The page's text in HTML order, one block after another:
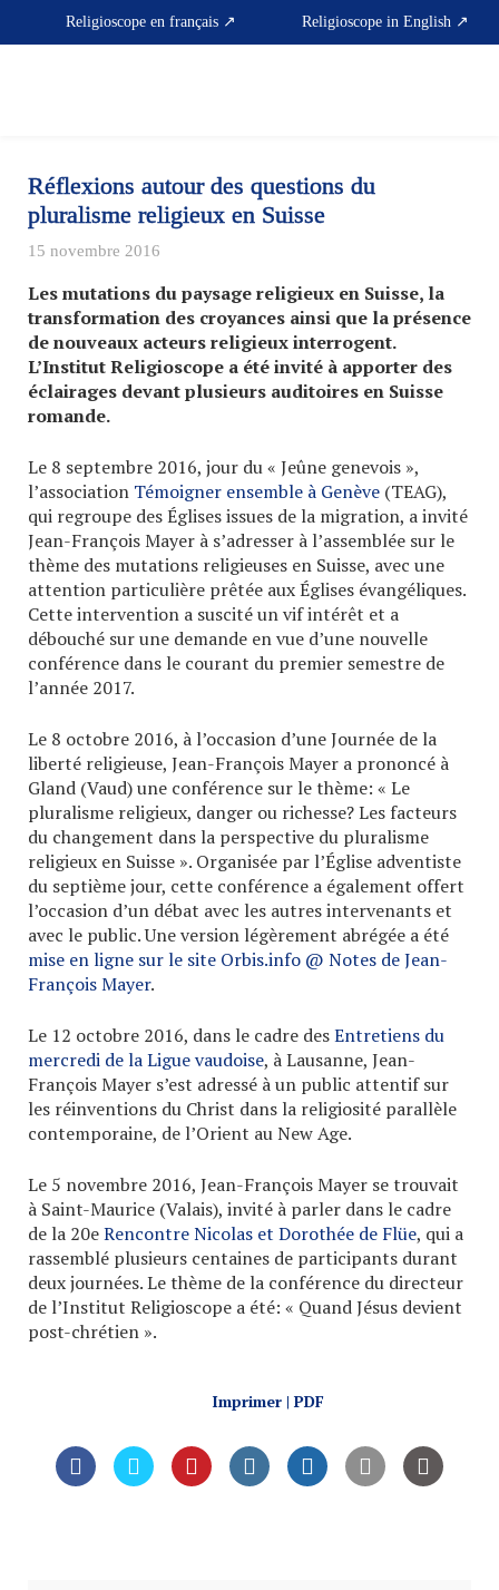
Religioscope en français ↗ Religioscope in English ↗
Réflexions autour des questions du
pluralisme religieux en Suisse
15 novembre 2016
Les mutations du paysage religieux en Suisse, la
transformation des croyances ainsi que la présence
de nouveaux acteurs religieux interrogent.
L’Institut Religioscope a été invité à apporter des
éclairages devant plusieurs auditoires en Suisse
romande.
Le 8 septembre 2016, jour du « Jeûne genevois »,
l’association Témoigner ensemble à Genève (TEAG),
qui regroupe des Églises issues de la migration, a invité
Jean-François Mayer à s’adresser à l’assemblée sur le
thème des mutations religieuses en Suisse, avec une
attention particulière prêtée aux Églises évangéliques.
Cette intervention a suscité un vif intérêt et a
débouché sur une demande en vue d’une nouvelle
conférence dans le courant du premier semestre de
l’année 2017.
Le 8 octobre 2016, à l’occasion d’une Journée de la
liberté religieuse, Jean-François Mayer a prononcé à
Gland (Vaud) une conférence sur le thème: « Le
pluralisme religieux, danger ou richesse? Les facteurs
du changement dans la perspective du pluralisme
religieux en Suisse ». Organisée par l’Église adventiste
du septième jour, cette conférence a également offert
l’occasion d’un débat avec les autres intervenants et
avec le public. Une version légèrement abrégée a été
mise en ligne sur le site Orbis.info @ Notes de Jean-
François Mayer.
Le 12 octobre 2016, dans le cadre desEntretiens du
mercredi de la Ligue vaudoise, à Lausanne, Jean-
François Mayer s’est adressé à un public attentif sur
les réinventions du Christ dans la religiosité parallèle
contemporaine, de l’Orient au New Age.
Le 5 novembre 2016, Jean-François Mayer se trouvait
à Saint-Maurice (Valais), invité à parler dans le cadre
de la 20eRencontre Nicolas et Dorothée de Flüe, qui a
rassemblé plusieurs centaines de participants durant
deux journées. Le thème de la conférence du directeur
de l’Institut Religioscope a été: « Quand Jésus devient
post-chrétien ».
Imprimer | PDF